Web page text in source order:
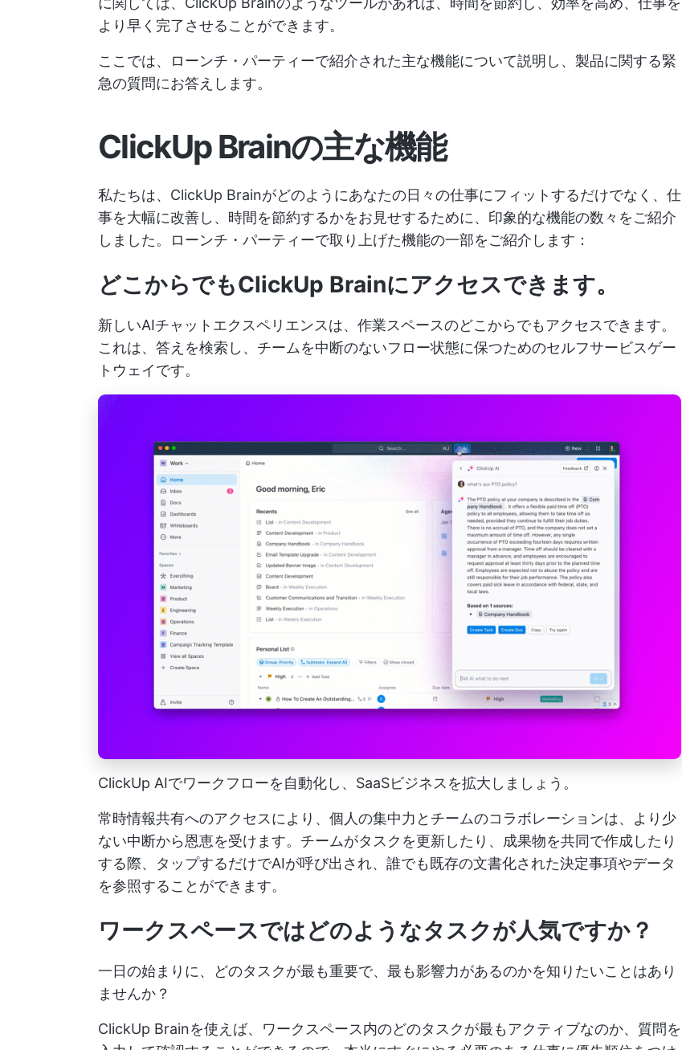
より早く完了させることができます。
ここでは、ローンチ・パーティーで紹介された主な機能について説明し、製品に関する緊
急の質問にお答えします。
ClickUp Brainの主な機能
私たちは、ClickUp Brainがどのようにあなたの日々の仕事にフィットするだけでなく、仕
事を大幅に改善し、時間を節約するかをお見せするために、印象的な機能の数々をご紹介
しました。ローンチ・パーティーで取り上げた機能の一部をご紹介します：
どこからでもClickUp Brainにアクセスできます。
新しいAIチャットエクスペリエンスは、作業スペースのどこからでもアクセスできます。
これは、答えを検索し、チームを中断のないフロー状態に保つためのセルフサービスゲー
トウェイです。
ClickUp AIでワークフローを自動化し、SaaSビジネスを拡大しましょう。
常時情報共有へのアクセスにより、個人の集中力とチームのコラボレーションは、より少
ない中断から恩恵を受けます。チームがタスクを更新したり、成果物を共同で作成したり
する際、タップするだけでAIが呼び出され、誰でも既存の文書化された決定事項やデータ
を参照することができます。
ワークスペースではどのようなタスクが人気ですか？
一日の始まりに、どのタスクが最も重要で、最も影響力があるのかを知りたいことはあり
ませんか？
ClickUp Brainを使えば、ワークスペース内のどのタスクが最もアクティブなのか、質問を